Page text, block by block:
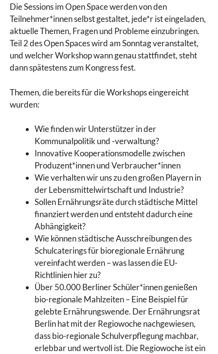
Die Sessions im Open Space werden von den
Teilnehmer*innen selbst gestaltet, jede*r ist eingeladen,
aktuelle Themen, Fragen und Probleme einzubringen.
Teil 2 des Open Spaces wird am Sonntag veranstaltet,
und welcher Workshop wann genau stattfindet, steht
dann spätestens zum Kongress fest.
Themen, die bereits für die Workshops eingereicht
wurden:
Wie finden wir Unterstützer in der
Kommunalpolitik und -verwaltung?
Innovative Kooperationsmodelle zwischen
Produzent*innen und Verbraucher*innen
Wie verhalten wir uns zu den großen Playern in
der Lebensmittelwirtschaft und Industrie?
Sollen Ernährungsräte durch städtische Mittel
finanziert werden und entsteht dadurch eine
Abhängigkeit?
Wie können städtische Ausschreibungen des
Schulcaterings für bioregionale Ernährung
vereinfacht werden – was lassen die EU-
Richtlinien hier zu?
Über 50.000 Berliner Schüler*innen genießen
bio-regionale Mahlzeiten – Eine Beispiel für
gelebte Ernährungswende. Der Ernährungsrat
Berlin hat mit der Regiowoche nachgewiesen,
dass bio-regionale Schulverpflegung machbar,
erlebbar und wertvoll ist. Die Regiowoche ist ein